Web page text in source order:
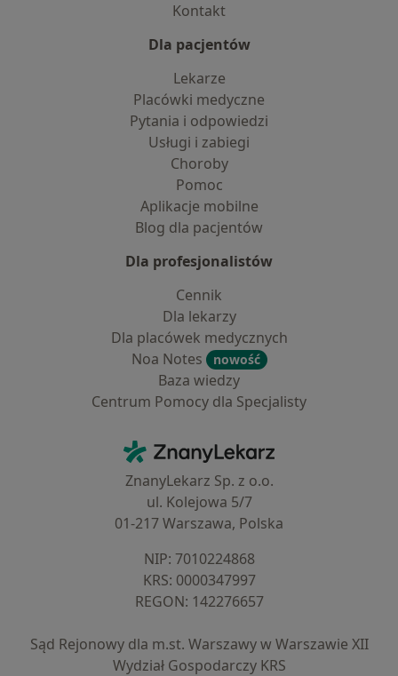
Kontakt
Dla pacjentów
Lekarze
Placówki medyczne
Pytania i odpowiedzi
Usługi i zabiegi
Choroby
Pomoc
Aplikacje mobilne
Blog dla pacjentów
Dla profesjonalistów
Cennik
Dla lekarzy
Dla placówek medycznych
Noa Notes
nowość
Baza wiedzy
Centrum Pomocy dla Specjalisty
ZnanyLekarz - Strona główna
ZnanyLekarz Sp. z o.o.
ul. Kolejowa 5/7
01-217 Warszawa, Polska
NIP: ⁠7010224868
KRS: ⁠0000347997
REGON: ⁠142276657
Sąd Rejonowy dla m.st. Warszawy w Warszawie XII
Wydział Gospodarczy KRS